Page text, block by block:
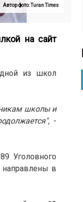
Автор фото: Turan Times
на сайт
из школ
школы и
-
Уголовного
направлены в